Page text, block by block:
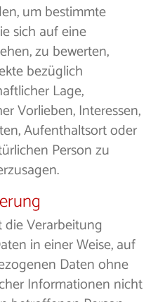
um bestimmte
sich auf eine
zu bewerten,
bezüglich
Lage,
Vorlieben, Interessen,
Aufenthaltsort oder
Person zu
die Verarbeitung
in einer Weise, auf
Daten ohne
Informationen nicht